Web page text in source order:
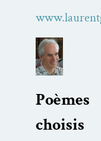
Poèmes
choi­sis